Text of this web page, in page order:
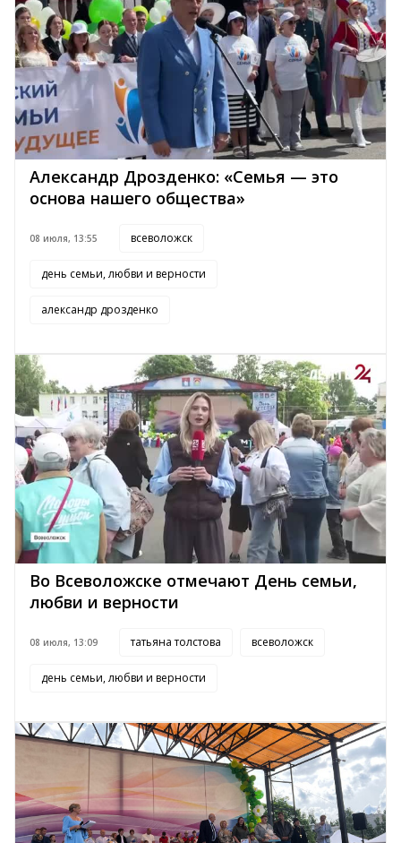
Александр Дрозденко: «Семья — это
основа нашего общества»
08 июля, 13:55 всеволожск
день семьи, любви и верности
александр дрозденко
Во Всеволожске отмечают День семьи,
любви и верности
08 июля, 13:09 татьяна толстова всеволожск
день семьи, любви и верности